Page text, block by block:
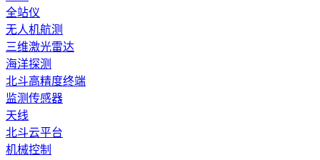
全站仪
无人机航测
三维激光雷达
海洋探测
北斗高精度终端
监测传感器
天线
北斗云平台
机械控制